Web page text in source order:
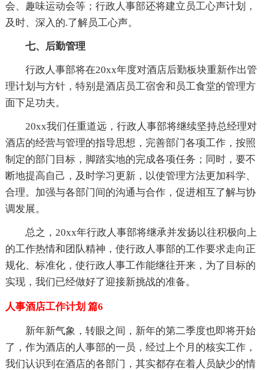
会、趣味运动会等；行政人事部还将建立员工心声计划，
及时、深入的.了解员工心声。
七、后勤管理
行政人事部将在20xx年度对酒店后勤板块重新作出管
理计划与方针，特别是酒店员工宿舍和员工食堂的管理方
面下足功夫。
20xx我们任重道远，行政人事部将继续坚持总经理对
酒店的经营与管理的指导思想，完善部门各项工作，按照
制定的部门目标，脚踏实地的完成各项任务；同时，要不
断地提高自己，及时学习更新，以使管理方法更加科学、
合理。加强与各部门间的沟通与合作，促进相互了解与协
调发展。
总之，20xx年行政人事部将继承并发扬以往积极向上
的工作热情和团队精神，使行政人事部的工作要求走向正
规化、标准化，使行政人事工作能继往开来，为了目标的
实现，我们已经做好了迎接新挑战的准备。
人事酒店工作计划 篇6
新年新气象，转眼之间，新年的第二季度也即将开始
了，作为酒店的人事部的一员，经过上个月的核实工作，
我们认识到在酒店的各部门，其实都存在着人员缺少的情